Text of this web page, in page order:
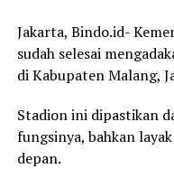
Jakarta, Bindo.id-
sudah selesai
di Kabupaten Malang,
Stadion ini dipastikan
fungsinya, bahkan
depan.